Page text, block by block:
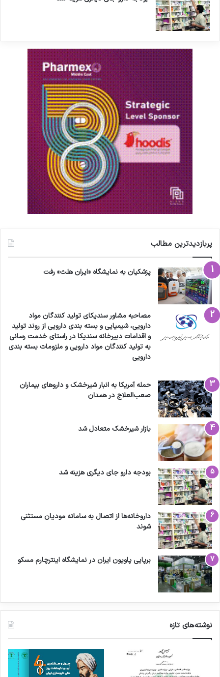
پربازدیدترین مطالب
پزشکیان به نمایشگاه «ایران هلث» رفت
مصاحبه مشاور سندیکای تولید کنندگان مواد
دارویی، شیمیایی و بسته بندی دارویی از روند تولید
و اقدامات دبیرخانه سندیکا در راستای خدمت رسانی
به تولید کنندگان مواد دارویی و ملزومات بسته بندی
دارویی
حمله آمریکا به انبار شیرخشک و داروهای بیماران
صعب‌العلاج در همدان
بازار شیرخشک متعادل شد
بودجه دارو جای دیگری هزینه شد
داروخانه‌ها از اتصال به سامانه مودیان مستثنی
شوند
برپایی پاویون ایران در نمایشگاه اینترچارم مسکو
نوشته‌های تازه